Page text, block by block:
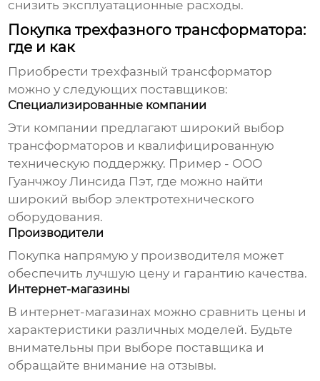
снизить эксплуатационные расходы.
Покупка трехфазного трансформатора:
где и как
Приобреститрехфазный трансформатор
можно у следующих поставщиков:
Специализированные компании
Эти компании предлагают широкий выбор
трансформаторов и квалифицированную
техническую поддержку. Пример - ООО
Гуанчжоу Линсида Пэт, где можно найти
широкий выбор электротехнического
оборудования.
Производители
Покупка напрямую у производителя может
обеспечить лучшую цену и гарантию качества.
Интернет-магазины
В интернет-магазинах можно сравнить цены и
характеристики различных моделей. Будьте
внимательны при выборе поставщика и
обращайте внимание на отзывы.